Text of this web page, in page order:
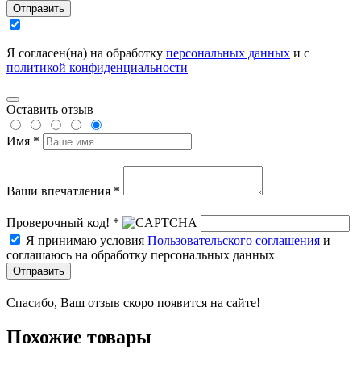
Отправить
Я согласен(на) на обработку персональных данных и с
политикой конфиденциальности
Оставить отзыв
Имя *
Ваши впечатления *
Проверочный код! *
Я принимаю условия Пользовательского соглашения и
соглашаюсь на обработку персональных данных
Отправить
Спасибо, Ваш отзыв скоро появится на сайте!
Похожие товары